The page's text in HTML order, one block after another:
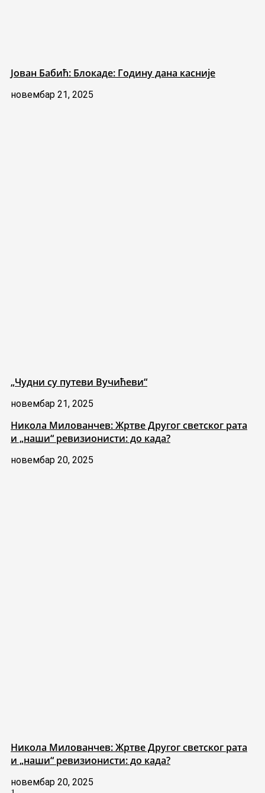
Јован Бабић: Блокаде: Годину дана касније
новембар 21, 2025
„Чудни су путеви Вучићеви“
новембар 21, 2025
Никола Милованчев: Жртве Другог светског рата
и „наши“ ревизионисти: до када?
новембар 20, 2025
Никола Милованчев: Жртве Другог светског рата
и „наши“ ревизионисти: до када?
новембар 20, 2025